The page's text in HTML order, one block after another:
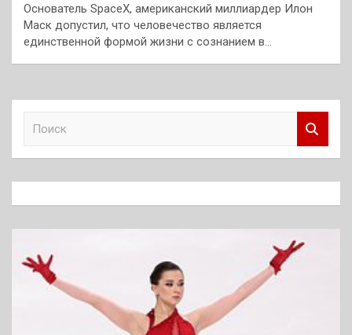
Основатель SpaceX, американский миллиардер Илон
Маск допустил, что человечество является
единственной формой жизни с сознанием в…
к